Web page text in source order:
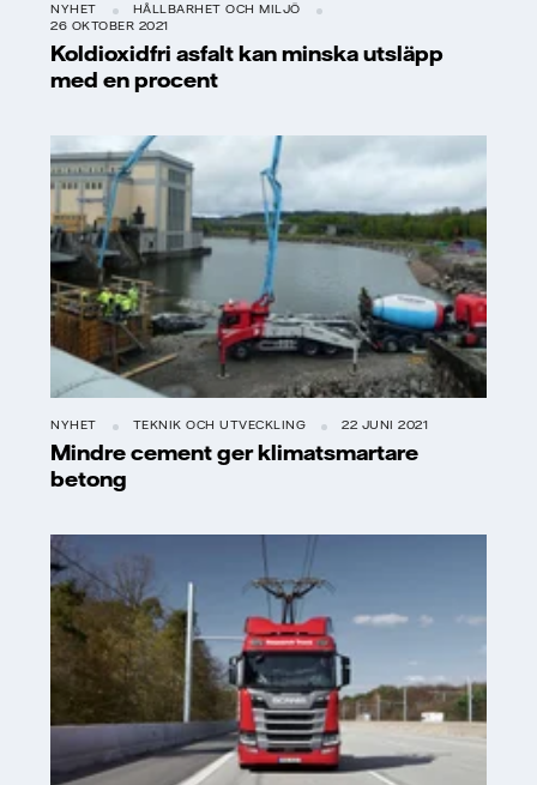
NYHET
HÅLLBARHET OCH MILJÖ
26 OKTOBER 2021
Koldioxidfri asfalt kan minska utsläpp
med en procent
NYHET TEKNIK OCH UTVECKLING 22 JUNI 2021
Mindre cement ger klimatsmartare
betong